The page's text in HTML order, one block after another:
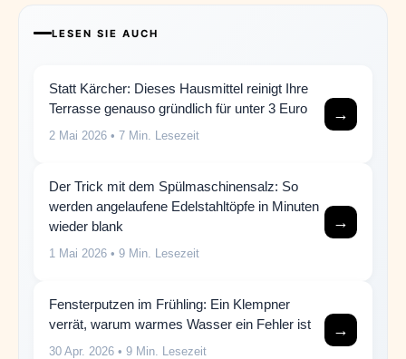
LESEN SIE AUCH
Statt Kärcher: Dieses Hausmittel reinigt Ihre
Terrasse genauso gründlich für unter 3 Euro
2 Mai 2026 • 7 Min. Lesezeit
→
Der Trick mit dem Spülmaschinensalz: So
werden angelaufene Edelstahltöpfe in Minuten
wieder blank
1 Mai 2026 • 9 Min. Lesezeit
→
Fensterputzen im Frühling: Ein Klempner
verrät, warum warmes Wasser ein Fehler ist
30 Apr. 2026 • 9 Min. Lesezeit
→